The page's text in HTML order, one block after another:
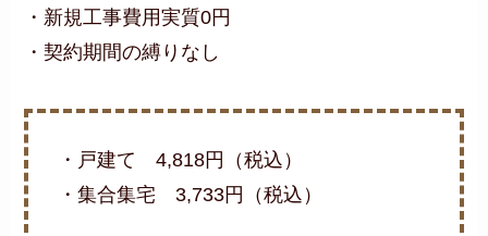
・新規工事費用実質0円
・契約期間の縛りなし
・戸建て 4,818円（税込）
・集合集宅 3,733円（税込）